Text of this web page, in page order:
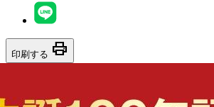
印刷する print